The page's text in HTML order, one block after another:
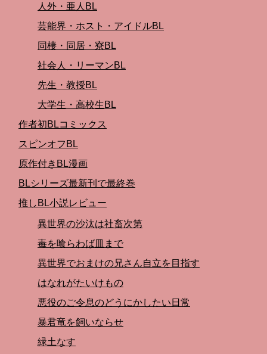
人外・亜人BL
芸能界・ホスト・アイドルBL
同棲・同居・寮BL
社会人・リーマンBL
先生・教授BL
大学生・高校生BL
作者初BLコミックス
スピンオフBL
原作付きBL漫画
BLシリーズ最新刊で最終巻
推しBL小説レビュー
異世界の沙汰は社畜次第
毒を喰らわば皿まで
異世界でおまけの兄さん自立を目指す
はなれがたいけもの
悪役のご令息のどうにかしたい日常
暴君竜を飼いならせ
緑土なす